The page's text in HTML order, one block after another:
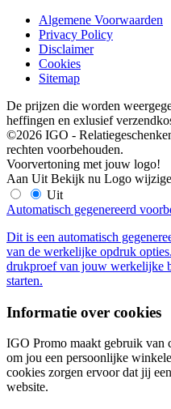
Algemene Voorwaarden
Privacy Policy
Disclaimer
Cookies
Sitemap
De prijzen die worden
heffingen en exlusief
©2026 IGO -
rechten voorbehouden.
Voorvertoning met jouw logo!
Aan Uit Bekijk nu Logo
Uit
Automatisch gegenereerd
Dit is een automatisch
van de werkelijke opdruk
drukproef van jouw werkelijke
starten.
Informatie over cookies
IGO Promo maakt gebruik van
om jou een persoonlijke
cookies zorgen ervoor dat jij
website.